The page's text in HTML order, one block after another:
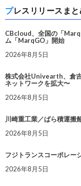
プレスリリースま
CBcloud、全国の「
ム「MarqGO」開始
2026年8月5日
株式会社Univearth、倉
ネットワークを拡大〜
2026年8月5日
川崎重工業／ばら積運搬
2026年8月5日
フジトランスコーポレー
2026年8月5日